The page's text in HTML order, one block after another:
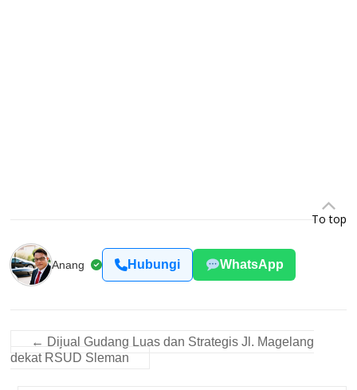
To top
Anang Hubungi WhatsApp
← Dijual Gudang Luas dan Strategis Jl. Magelang
dekat RSUD Sleman